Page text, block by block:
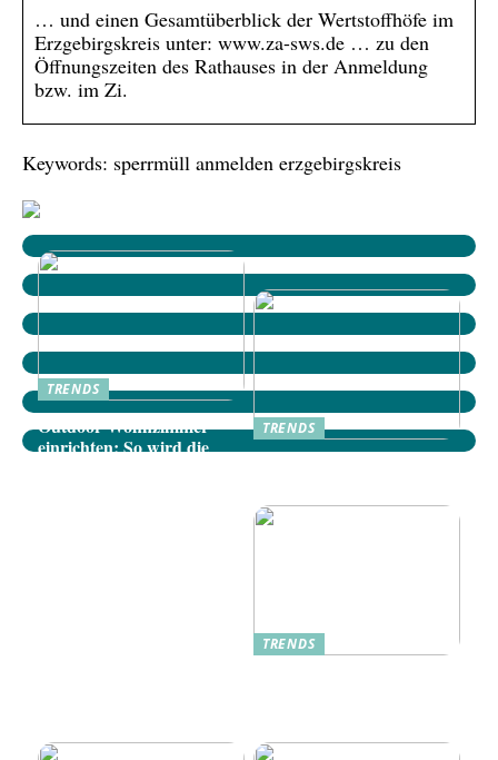
… und einen Gesamtüberblick der Wertstoffhöfe im
Erzgebirgskreis unter: www.za-sws.de … zu den
Öffnungszeiten des Rathauses in der Anmeldung
bzw. im Zi.
Keywords: sperrmüll anmelden erzgebirgskreis
TRENDS
Outdoor-Wohnzimmer
einrichten: So wird die
TRENDS
TRENDS